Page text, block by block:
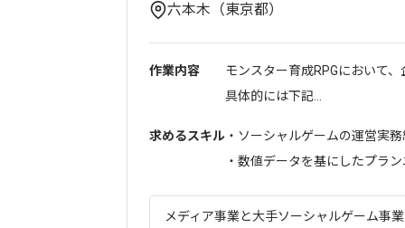
六本木（東京都）
作業内容
モンスター育成RPGにおいて
具体的には下記...
求めるスキル ・ソーシャルゲームの運営実
・数値データを基にしたプラン
メディア事業と大手ソーシャルゲーム事